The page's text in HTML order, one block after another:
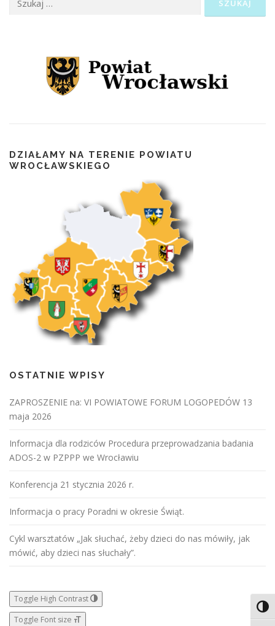
DZIAŁAMY NA TERENIE POWIATU
WROCŁAWSKIEGO
OSTATNIE WPISY
ZAPROSZENIE na: VI POWIATOWE FORUM LOGOPEDÓW 13
maja 2026
Informacja dla rodziców Procedura przeprowadzania badania
ADOS-2 w PZPPP we Wrocławiu
Konferencja 21 stycznia 2026 r.
Informacja o pracy Poradni w okresie Świąt.
Cykl warsztatów „Jak słuchać, żeby dzieci do nas mówiły, jak
mówić, aby dzieci nas słuchały”.
Toggle High Contrast
Toggle Font size